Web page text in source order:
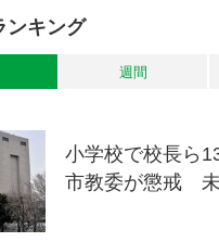
ンキング
週間
小学校で校長ら
市教委が懲戒